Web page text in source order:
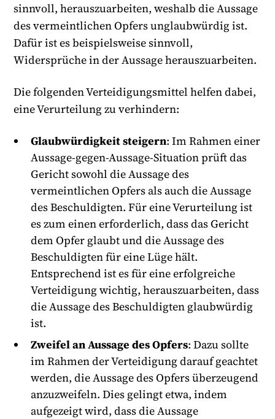
sinnvoll, herauszuarbeiten, weshalb die Aussage
des vermeintlichen Opfers unglaubwürdig ist.
Dafür ist es beispielsweise sinnvoll,
Widersprüche in der Aussage herauszuarbeiten.
Die folgenden Verteidigungsmittel helfen dabei,
eine Verurteilung zu verhindern:
Glaubwürdigkeit steigern: Im Rahmen einer
Aussage-gegen-Aussage-Situation prüft das
Gericht sowohl die Aussage des
vermeintlichen Opfers als auch die Aussage
des Beschuldigten. Für eine Verurteilung ist
es zum einen erforderlich, dass das Gericht
dem Opfer glaubt und die Aussage des
Beschuldigten für eine Lüge hält.
Entsprechend ist es für eine erfolgreiche
Verteidigung wichtig, herauszuarbeiten, dass
die Aussage des Beschuldigten glaubwürdig
ist.
Zweifel an Aussage des Opfers: Dazu sollte
im Rahmen der Verteidigung darauf geachtet
werden, die Aussage des Opfers überzeugend
anzuzweifeln. Dies gelingt etwa, indem
aufgezeigt wird, dass die Aussage